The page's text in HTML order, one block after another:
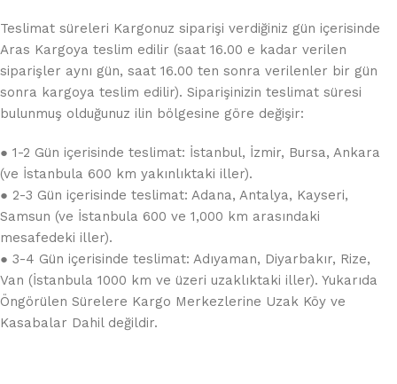
Teslimat süreleri Kargonuz siparişi verdiğiniz gün içerisinde
Aras Kargoya teslim edilir (saat 16.00 e kadar verilen
siparişler aynı gün, saat 16.00 ten sonra verilenler bir gün
sonra kargoya teslim edilir). Siparişinizin teslimat süresi
bulunmuş olduğunuz ilin bölgesine göre değişir:
● 1-2 Gün içerisinde teslimat: İstanbul, İzmir, Bursa, Ankara
(ve İstanbula 600 km yakınlıktaki iller).
● 2-3 Gün içerisinde teslimat: Adana, Antalya, Kayseri,
Samsun (ve İstanbula 600 ve 1,000 km arasındaki
mesafedeki iller).
● 3-4 Gün içerisinde teslimat: Adıyaman, Diyarbakır, Rize,
Van (İstanbula 1000 km ve üzeri uzaklıktaki iller). Yukarıda
Öngörülen Sürelere Kargo Merkezlerine Uzak Köy ve
Kasabalar Dahil değildir.